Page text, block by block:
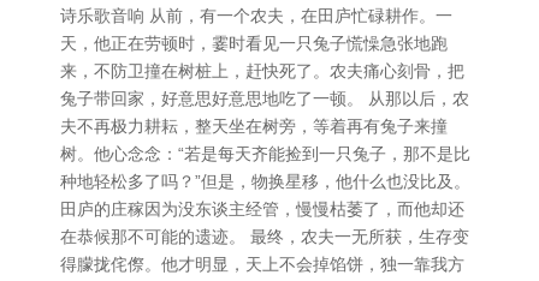
诗乐歌音响 从前，有一个农夫，在田庐忙碌耕作。一
天，他正在劳顿时，霎时看见一只兔子慌懆急张地跑
来，不防卫撞在树桩上，赶快死了。农夫痛心刻骨，把
兔子带回家，好意思好意思地吃了一顿。 从那以后，农
夫不再极力耕耘，整天坐在树旁，等着再有兔子来撞
树。他心念念：“若是每天齐能捡到一只兔子，那不是比
种地轻松多了吗？”但是，物换星移，他什么也没比及。
田庐的庄稼因为没东谈主经管，慢慢枯萎了，而他却还
在恭候那不可能的遗迹。 最终，农夫一无所获，生存变
得朦拢侘傺。他才明显，天上不会掉馅饼，独一靠我方